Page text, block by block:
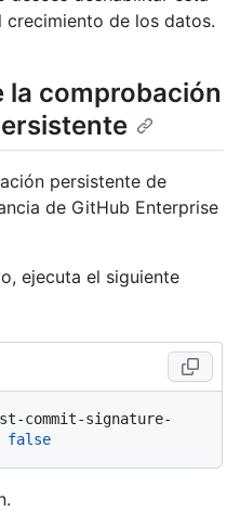
de los datos.
la comprobación
persistente de
de GitHub Enterprise
ejecuta el siguiente
commit-signature-
false